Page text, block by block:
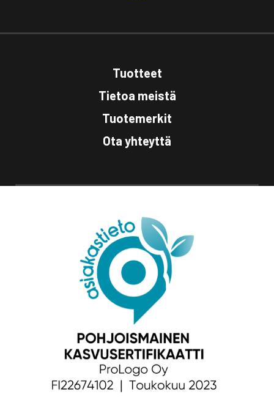
Tuotteet
Tietoa meistä
Tuotemerkit
Ota yhteyttä